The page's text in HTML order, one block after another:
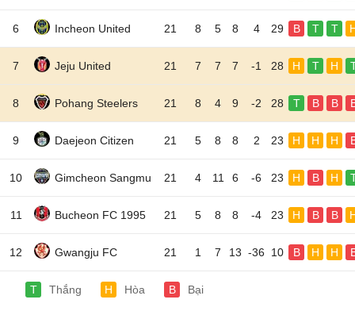
6 Incheon United 21 8 5 8 4 29 B T T
7 Jeju United 21 7 7 7 -1 28 H T H
8 Pohang Steelers 21 8 4 9 -2 28 T B B
9 Daejeon Citizen 21 5 8 8 2 23 H H H
10 Gimcheon Sangmu 21 4 11 6 -6 23 H B H
11 Bucheon FC 1995 21 5 8 8 -4 23 H B B
12 Gwangju FC 21 1 7 13 -36 10 B H H
T Thắng H Hòa B Bại